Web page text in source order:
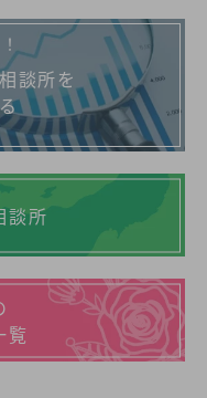
談所を
談所
覧